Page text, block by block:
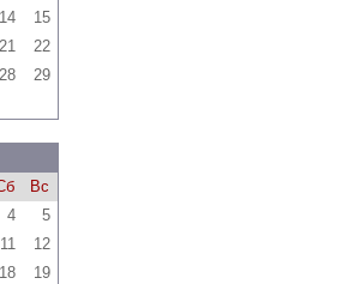
14
15
21
22
28
29
Вс
4
5
11
12
18
19